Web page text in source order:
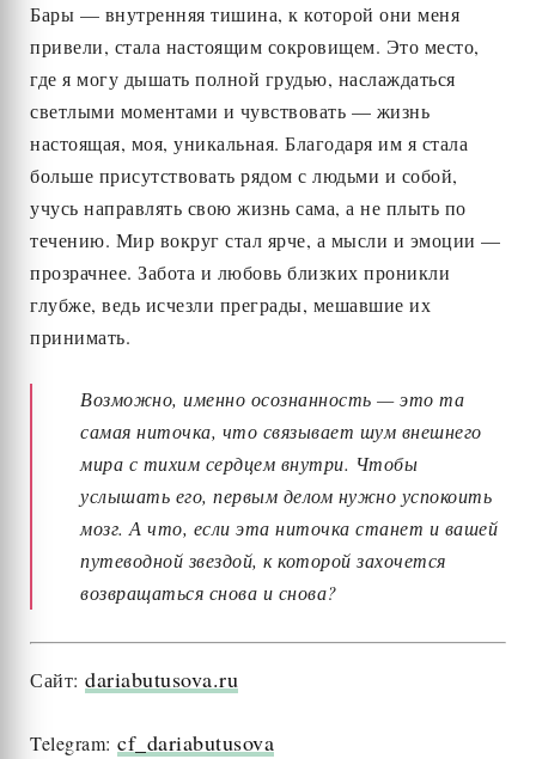
Бары — внутренняя тишина, к которой они меня
привели, стала настоящим сокровищем. Это место,
где я могу дышать полной грудью, наслаждаться
светлыми моментами и чувствовать — жизнь
настоящая, моя, уникальная. Благодаря им я стала
больше присутствовать рядом с людьми и собой,
учусь направлять свою жизнь сама, а не плыть по
течению. Мир вокруг стал ярче, а мысли и эмоции —
прозрачнее. Забота и любовь близких проникли
глубже, ведь исчезли преграды, мешавшие их
принимать.
Возможно, именно осознанность — это та
самая ниточка, что связывает шум внешнего
мира с тихим сердцем внутри. Чтобы
услышать его, первым делом нужно успокоить
мозг. А что, если эта ниточка станет и вашей
путеводной звездой, к которой захочется
возвращаться снова и снова?
Сайт: dariabutusova.ru
Telegram: cf_dariabutusova